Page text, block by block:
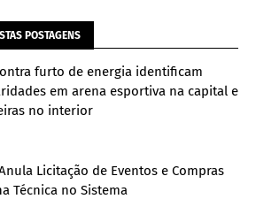
POSTAGENS
furto de energia identificam
em arena esportiva na capital e
no interior
Licitação de Eventos e Compras
Técnica no Sistema